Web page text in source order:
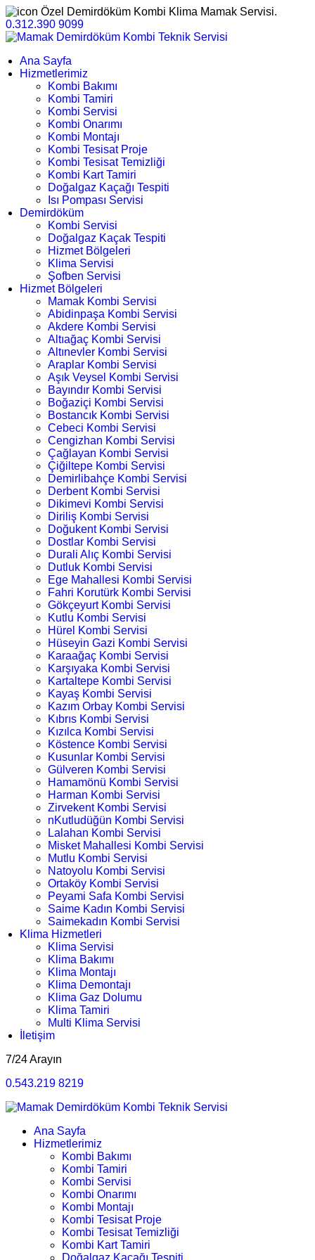
Özel Demirdöküm Kombi Klima Mamak Servisi.
0.312.390 9099
Ana Sayfa
Hizmetlerimiz
Kombi Bakımı
Kombi Tamiri
Kombi Servisi
Kombi Onarımı
Kombi Montajı
Kombi Tesisat Proje
Kombi Tesisat Temizliği
Kombi Kart Tamiri
Doğalgaz Kaçağı Tespiti
Isı Pompası Servisi
Demirdöküm
Kombi Servisi
Doğalgaz Kaçak Tespiti
Hizmet Bölgeleri
Klima Servisi
Şofben Servisi
Hizmet Bölgeleri
Mamak Kombi Servisi
Abidinpaşa Kombi Servisi
Akdere Kombi Servisi
Altıağaç Kombi Servisi
Altınevler Kombi Servisi
Araplar Kombi Servisi
Aşık Veysel Kombi Servisi
Bayındır Kombi Servisi
Boğaziçi Kombi Servisi
Bostancık Kombi Servisi
Cebeci Kombi Servisi
Cengizhan Kombi Servisi
Çağlayan Kombi Servisi
Çiğiltepe Kombi Servisi
Demirlibahçe Kombi Servisi
Derbent Kombi Servisi
Dikimevi Kombi Servisi
Diriliş Kombi Servisi
Doğukent Kombi Servisi
Dostlar Kombi Servisi
Durali Alıç Kombi Servisi
Dutluk Kombi Servisi
Ege Mahallesi Kombi Servisi
Fahri Korutürk Kombi Servisi
Gökçeyurt Kombi Servisi
Kutlu Kombi Servisi
Hürel Kombi Servisi
Hüseyin Gazi Kombi Servisi
Karaağaç Kombi Servisi
Karşıyaka Kombi Servisi
Kartaltepe Kombi Servisi
Kayaş Kombi Servisi
Kazım Orbay Kombi Servisi
Kıbrıs Kombi Servisi
Kızılca Kombi Servisi
Köstence Kombi Servisi
Kusunlar Kombi Servisi
Gülveren Kombi Servisi
Hamamönü Kombi Servisi
Harman Kombi Servisi
Zirvekent Kombi Servisi
nKutludüğün Kombi Servisi
Lalahan Kombi Servisi
Misket Mahallesi Kombi Servisi
Mutlu Kombi Servisi
Natoyolu Kombi Servisi
Ortaköy Kombi Servisi
Peyami Safa Kombi Servisi
Saime Kadın Kombi Servisi
Saimekadın Kombi Servisi
Klima Hizmetleri
Klima Servisi
Klima Bakımı
Klima Montajı
Klima Demontajı
Klima Gaz Dolumu
Klima Tamiri
Multi Klima Servisi
İletişim
7/24 Arayın
0.543.219 8219
Ana Sayfa
Hizmetlerimiz
Kombi Bakımı
Kombi Tamiri
Kombi Servisi
Kombi Onarımı
Kombi Montajı
Kombi Tesisat Proje
Kombi Tesisat Temizliği
Kombi Kart Tamiri
Doğalgaz Kaçağı Tespiti